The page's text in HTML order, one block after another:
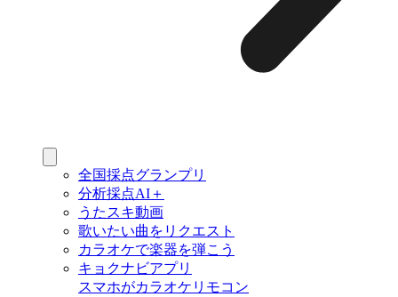
全国採点グランプリ
分析採点AI＋
うたスキ動画
歌いたい曲をリクエスト
カラオケで楽器を弾こう
キョクナビアプリ
スマホがカラオケリモコン